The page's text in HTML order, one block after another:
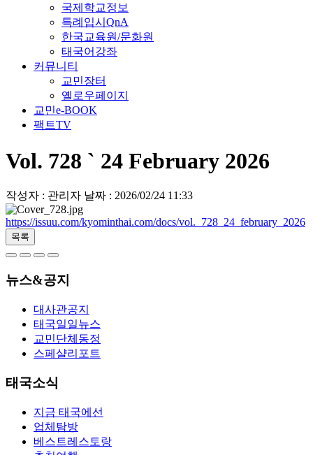
국제학교정보
특례입시QnA
한국교육원/문화원
태국어강좌
커뮤니티
교민장터
옐로우페이지
교민e-BOOK
팩트TV
Vol. 728 ` 24 February 2026
작성자 : 관리자 날짜 : 2026/02/24 11:33
https://issuu.com/kyominthai.com/docs/vol._728_24_february_2026
목록
뉴스&공지
대사관공지
태국일일뉴스
교민단체동정
스페샬리포트
태국소식
지금 태국에선
업체탐방
베스트레스토랑